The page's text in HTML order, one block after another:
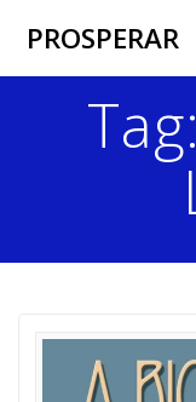
PROSPERAR
Tag: